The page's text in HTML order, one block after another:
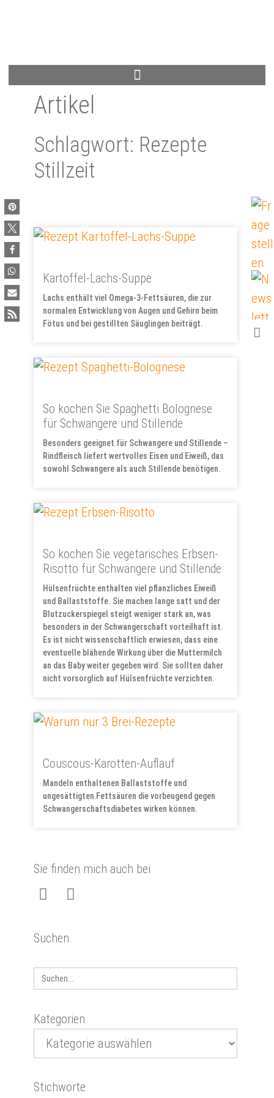
Artikel
Schlagwort: Rezepte
Stillzeit
Kartoffel-Lachs-Suppe
Lachs enthält viel Omega-3-Fettsäuren, die zur
normalen Entwicklung von Augen und Gehirn beim
Fötus und bei gestillten Säuglingen beiträgt.
So kochen Sie Spaghetti Bolognese
für Schwangere und Stillende
Besonders geeignet für Schwangere und Stillende –
Rindfleisch liefert wertvolles Eisen und Eiweiß, das
sowohl Schwangere als auch Stillende benötigen.
So kochen Sie vegetarisches Erbsen-
Risotto für Schwangere und Stillende
Hülsenfrüchte enthalten viel pflanzliches Eiweiß
und Ballaststoffe. Sie machen lange satt und der
Blutzuckerspiegel steigt weniger stark an, was
besonders in der Schwangerschaft vorteilhaft ist.
Es ist nicht wissenschaftlich erwiesen, dass eine
eventuelle blähende Wirkung über die Muttermilch
an das Baby weiter gegeben wird. Sie sollten daher
nicht vorsorglich auf Hülsenfrüchte verzichten.
Couscous-Karotten-Auflauf
Mandeln enthaltenen Ballaststoffe und
ungesättigten Fettsäuren die vorbeugend gegen
Schwangerschaftsdiabetes wirken können.
Sie finden mich auch bei
Suchen
Search
for:
Kategorien
Stichworte